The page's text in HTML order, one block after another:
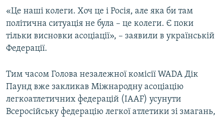
«Це наші колеги. Хоч це і Росія, але яка би там
політична ситуація не була – це колеги. Є поки
тільки висновки асоціації», – заявили в українській
Федерації.
Тим часом Голова незалежної комісії WADA Дік
Паунд вже закликав Міжнародну асоціацію
легкоатлетичних федерацій (IAAF) усунути
Всеросійську федерацію легкої атлетики зі змагань,